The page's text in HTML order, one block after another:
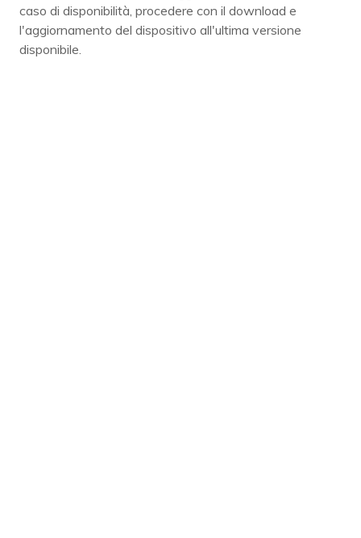
caso di disponibilità, procedere con il download e
l'aggiornamento del dispositivo all'ultima versione
disponibile.